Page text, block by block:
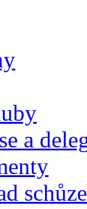
a
schůze